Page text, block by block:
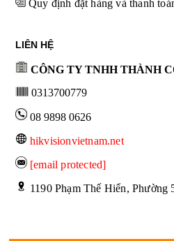
Quy định đặt hàng và thanh
LIÊN HỆ
CÔNG TY TNHH THÀNH
0313700779
08 9898 0626
hikvisionvietnam.net
[email protected]
1190 Phạm Thế Hiển, Phường